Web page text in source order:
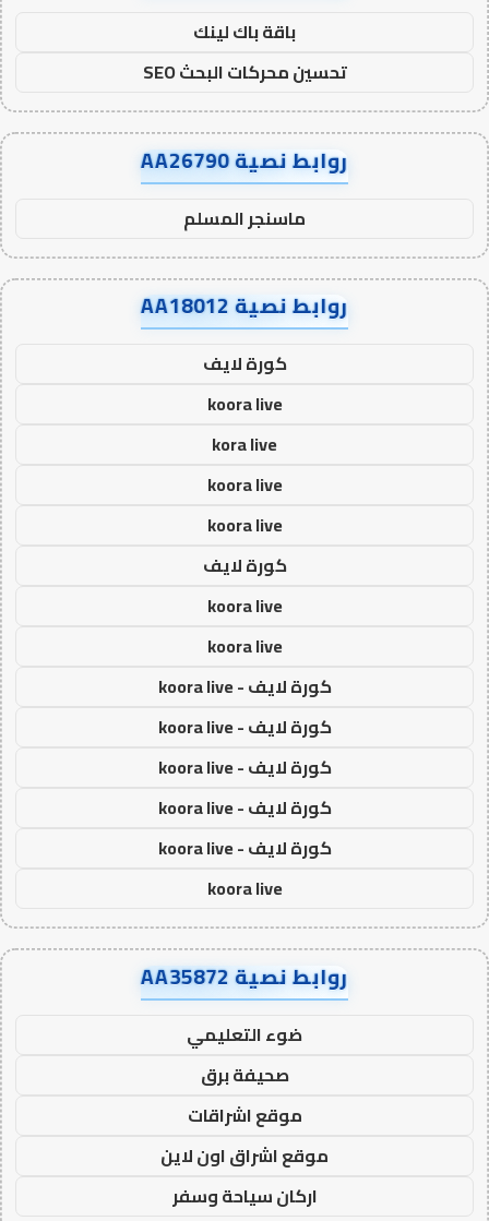
باقة باك لينك
تحسين محركات البحث SEO
روابط نصية AA26790
ماسنجر المسلم
روابط نصية AA18012
كورة لايف
koora live
kora live
koora live
koora live
كورة لايف
koora live
koora live
كورة لايف - koora live
كورة لايف - koora live
كورة لايف - koora live
كورة لايف - koora live
كورة لايف - koora live
koora live
روابط نصية AA35872
ضوء التعليمي
صحيفة برق
موقع اشراقات
موقع اشراق اون لاين
اركان سياحة وسفر